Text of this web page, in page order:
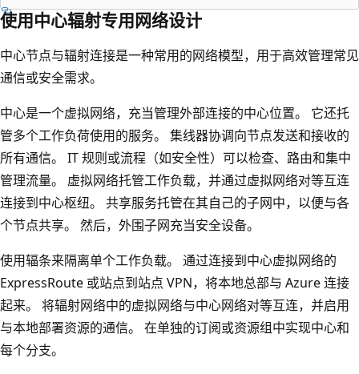
使用中心辐射专用网络设计
中心节点与辐射连接是一种常用的网络模型，用于高效管理常见
通信或安全需求。
中心是一个虚拟网络，充当管理外部连接的中心位置。 它还托
管多个工作负荷使用的服务。 集线器协调向节点发送和接收的
所有通信。 IT 规则或流程（如安全性）可以检查、路由和集中
管理流量。 虚拟网络托管工作负载，并通过虚拟网络对等互连
连接到中心枢纽。 共享服务托管在其自己的子网中，以便与各
个节点共享。 然后，外围子网充当安全设备。
使用辐条来隔离单个工作负载。 通过连接到中心虚拟网络的
ExpressRoute 或站点到站点 VPN，将本地总部与 Azure 连接
起来。 将辐射网络中的虚拟网络与中心网络对等互连，并启用
与本地部署资源的通信。 在单独的订阅或资源组中实现中心和
每个分支。